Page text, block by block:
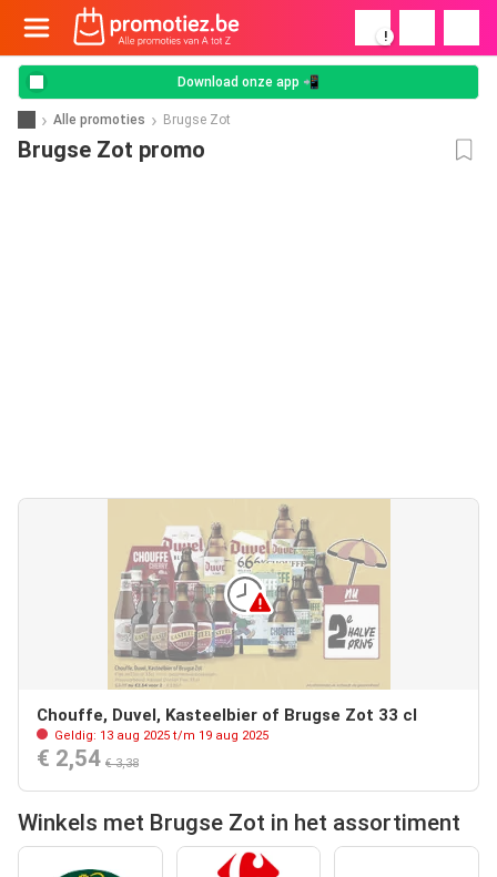
!
Download onze app 📲
Alle promoties Brugse Zot
Brugse Zot promo
Chouffe, Duvel, Kasteelbier of Brugse Zot 33 cl
Geldig: 13 aug 2025 t/m 19 aug 2025
€ 2,54 € 3,38
Winkels met Brugse Zot in het assortiment